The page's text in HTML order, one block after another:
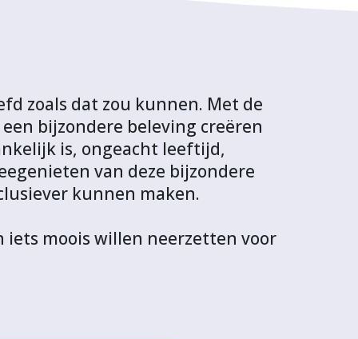
zoals dat zou kunnen. Met de
bijzondere beleving creëren
is, ongeacht leeftijd,
van deze bijzondere
kunnen maken.
moois willen neerzetten voor